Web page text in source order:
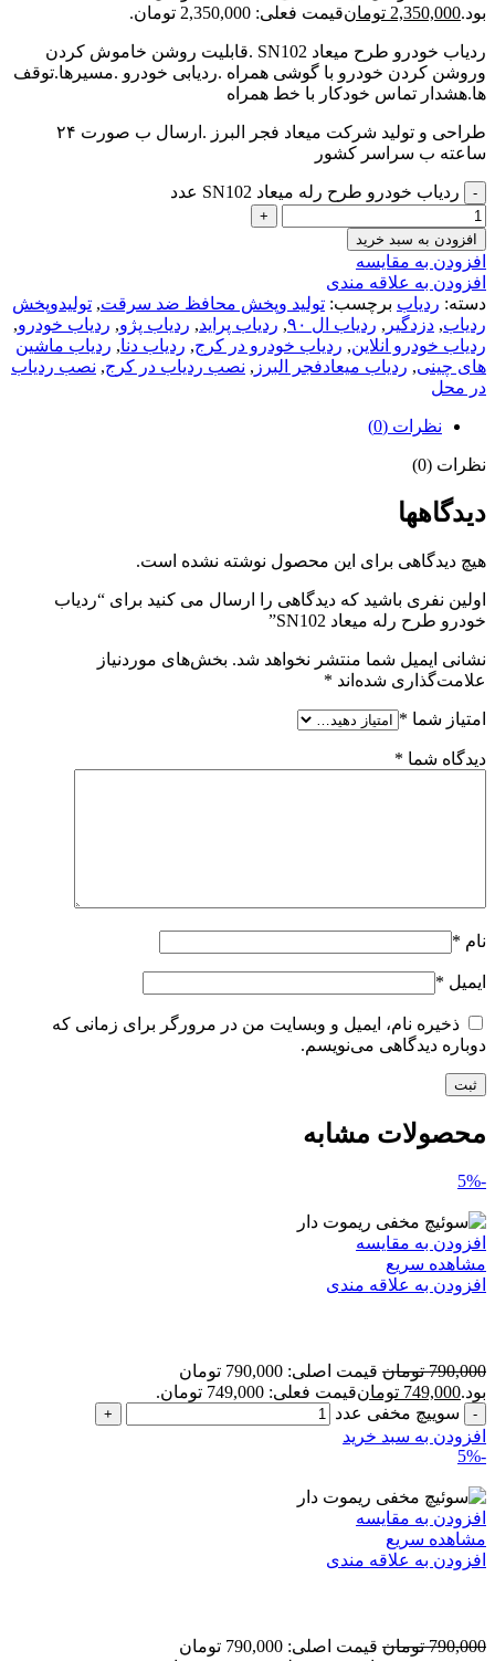
بود.2,350,000 تومانقیمت فعلی: 2,350,000 تومان.
ردیاب خودرو طرح میعاد SN102 .قابلیت روشن خاموش کردن
وروشن کردن خودرو با گوشی همراه .ردیابی خودرو .مسیرها.توقف
ها.هشدار تماس خودکار با خط همراه
طراحی و تولید شرکت میعاد فجر البرز .ارسال ب صورت ۲۴
ساعته ب سراسر کشور
ردیاب خودرو طرح رله میعاد SN102 عدد
افزودن به سبد خرید
افزودن به مقایسه
افزودن به علاقه مندی
دسته: ردیاب برچسب: تولید وپخش محافظ ضد سرقت, تولیدوپخش
ردیاب, دزدگیر , ردیاب ال ۹۰ , ردیاب پراید, ردیاب پژو, ردیاب خودرو,
ردیاب خودرو انلاین, ردیاب خودرو در کرج, ردیاب دنا, ردیاب ماشین
های چینی, ردیاب میعادفجر البرز , نصب ردیاب در کرج, نصب ردیاب
در محل
نظرات (0)
نظرات (0)
دیدگاهها
هیچ دیدگاهی برای این محصول نوشته نشده است.
اولین نفری باشید که دیدگاهی را ارسال می کنید برای “ردیاب
خودرو طرح رله میعاد SN102”
نشانی ایمیل شما منتشر نخواهد شد. بخش‌های موردنیاز
علامت‌گذاری شده‌اند *
امتیاز شما *
دیدگاه شما *
نام *
ایمیل *
ذخیره نام، ایمیل و وبسایت من در مرورگر برای زمانی که
دوباره دیدگاهی می‌نویسم.
محصولات مشابه
-5%
افزودن به مقایسه
مشاهده سریع
افزودن به علاقه مندی
790,000 تومان
قیمت اصلی: 790,000 تومان
بود.749,000 تومانقیمت فعلی: 749,000 تومان.
سوییچ مخفی عدد
افزودن به سبد خرید
-5%
افزودن به مقایسه
مشاهده سریع
افزودن به علاقه مندی
790,000 تومان
قیمت اصلی: 790,000 تومان